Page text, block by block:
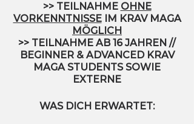
>> TEILNAHME OHNE
VORKENNTNISSEIM KRAV MAGA
MÖGLICH
>> TEILNAHME AB 16 JAHREN //
BEGINNER & ADVANCED KRAV
MAGA STUDENTS SOWIE
EXTERNE
WAS DICH ERWARTET: